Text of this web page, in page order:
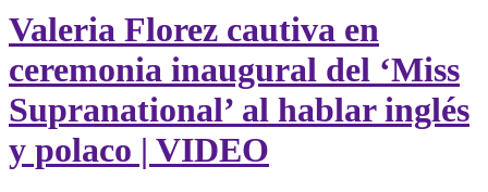
seconds
Valeria Florez cautiva en
ceremonia inaugural del ‘Miss
Supranational’ al hablar inglés
y polaco | VIDEO